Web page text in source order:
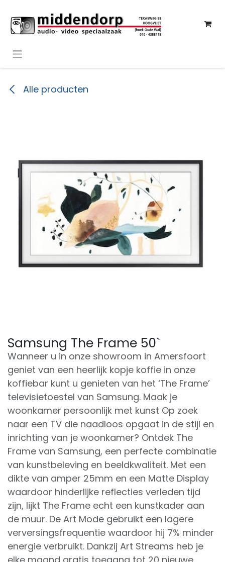
Alle producten
Samsung The Frame 50`
Wanneer u in onze showroom in Amersfoort
geniet van een heerlijk kopje koffie in onze
koffiebar kunt u genieten van het ‘The Frame’
televisietoestel van Samsung. Maak je
woonkamer persoonlijk met kunst Op zoek
naar een TV die naadloos opgaat in de stijl en
inrichting van je woonkamer? Ontdek The
Frame van Samsung, een perfecte combinatie
van kunstbeleving en beeldkwaliteit. Met een
dikte van amper 25mm en een Matte Display
waardoor hinderlijke reflecties verleden tijd
zijn, lijkt The Frame echt een kunstkader aan
de muur. De Art Mode gebruikt een lagere
verversingsfrequentie waardoor hij 7% minder
energie verbruikt. Dankzij Art Streams heb je